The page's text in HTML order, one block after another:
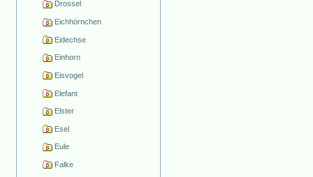
Drossel
Eichhörnchen
Eidechse
Einhorn
Eisvogel
Elefant
Elster
Esel
Eule
Falke